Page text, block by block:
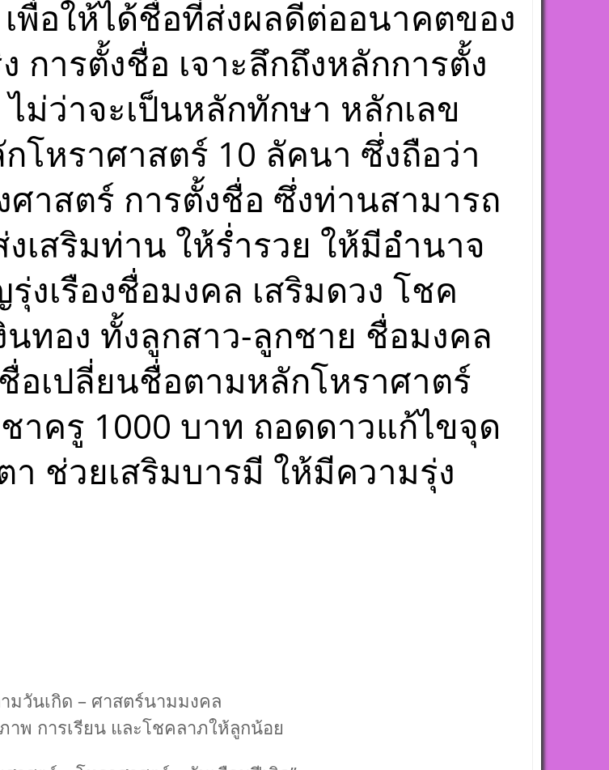
เพื่อให้ได้ชื่อที่ส่งผลดีต่ออนาคตของ
การตั้งชื่อ เจาะลึกถึงหลักการตั้ง
ม่ว่าจะเป็นหลักทักษา หลักเลข
โหราศาสตร์ 10 ลัคนา ซึ่งถือว่า
ศาสตร์ การตั้งชื่อ ซึ่งท่านสามารถ
เสริมท่าน ให้ร่ำรวย ให้มีอำนาจ
งเรืองชื่อมงคล เสริมดวง โชค
นทอง ทั้งลูกสาว-ลูกชาย ชื่อมงคล
อเปลี่ยนชื่อตามหลักโหราศาตร์
าครู 1000 บาท ถอดดาวแก้ไขจุด
ช่วยเสริมบารมี ให้มีความรุ่ง
มวันเกิด – ศาสตร์นามมงคล
าพ การเรียน และโชคลาภให้ลูกน้อย